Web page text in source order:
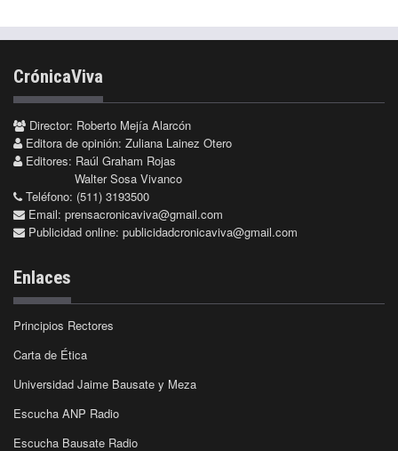
CrónicaViva
Director: Roberto Mejía Alarcón
Editora de opinión: Zuliana Lainez Otero
Editores: Raúl Graham Rojas
Walter Sosa Vivanco
Teléfono: (511) 3193500
Email: prensacronicaviva@gmail.com
Publicidad online: publicidadcronicaviva@gmail.com
Enlaces
Principios Rectores
Carta de Ética
Universidad Jaime Bausate y Meza
Escucha ANP Radio
Escucha Bausate Radio